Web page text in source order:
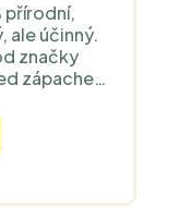
ale účinný.
značky
zápachem
bránil